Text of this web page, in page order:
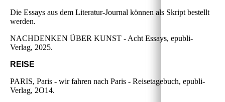
Die Essays aus dem Literatur-Journal können als Skript bestellt
werden.
NACHDENKEN ÜBER KUNST - Acht Essays, epubli-
Verlag, 2025.
REISE
PARIS, Paris - wir fahren nach Paris - Reisetagebuch, epubli-
Verlag, 2O14.